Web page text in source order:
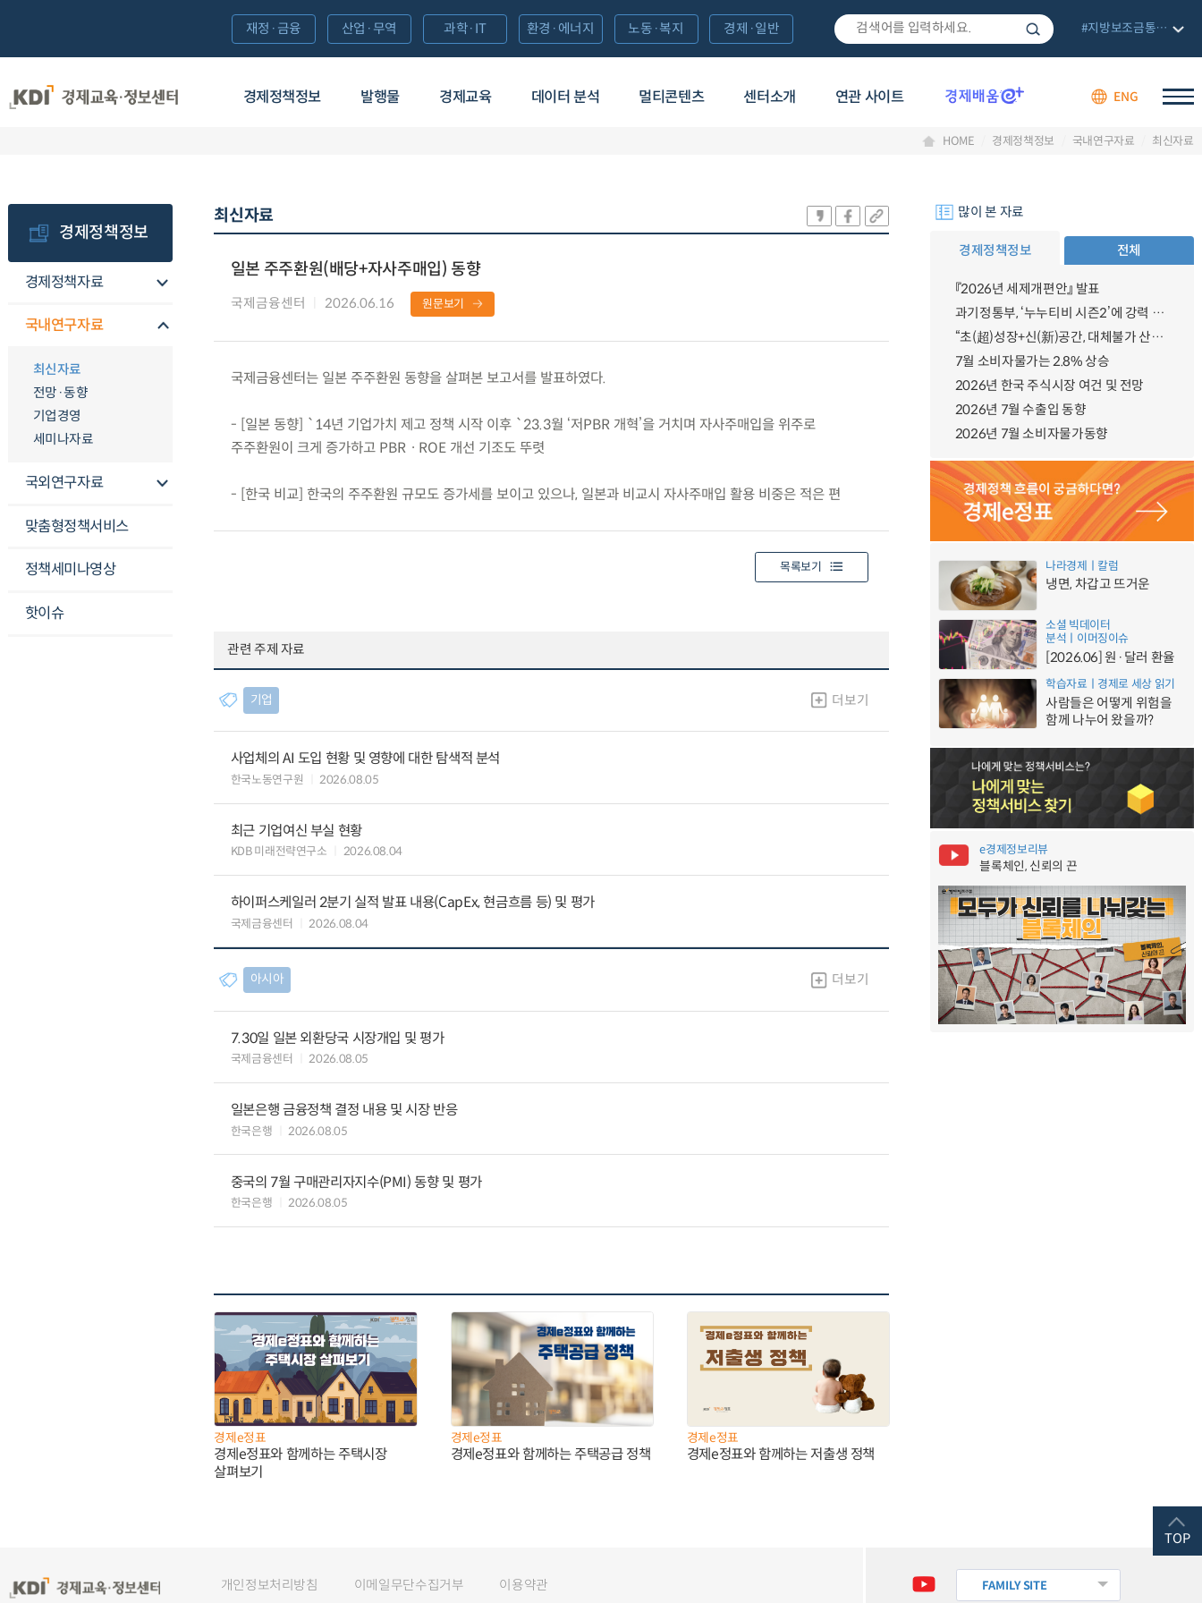
경제정책정보 발행물 경제교육 데이터 분석 멀티콘텐츠 센터소개 연관 사이트 ENG
재정·금융 산업·무역 과학·IT 환경·에너지 노동·복지 경제·일반 #지방보조금통합관리망
HOME 경제정책정보 국내연구자료 최신자료
경제정책정보
경제정책자료
국내연구자료
최신자료
전망·동향
기업경영
세미나자료
국외연구자료
맞춤형정책서비스
정책세미나영상
핫이슈
최신자료
일본 주주환원(배당+자사주매입) 동향
국제금융센터 2026.06.16 원문보기
국제금융센터는 일본 주주환원 동향을 살펴본 보고서를 발표하였다.
- [일본 동향] `14년 기업가치 제고 정책 시작 이후 `23.3월 ‘저PBR 개혁’을 거치며 자사주매입을 위주로
주주환원이 크게 증가하고 PBRㆍROE 개선 기조도 뚜렷
- [한국 비교] 한국의 주주환원 규모도 증가세를 보이고 있으나, 일본과 비교시 자사주매입 활용 비중은 적은 편
목록보기
관련 주제 자료
기업 더보기
사업체의 AI 도입 현황 및 영향에 대한 탐색적 분석
한국노동연구원 2026.08.05
최근 기업여신 부실 현황
KDB 미래전략연구소 2026.08.04
하이퍼스케일러 2분기 실적 발표 내용(CapEx, 현금흐름 등) 및 평가
국제금융센터 2026.08.04
아시아 더보기
7.30일 일본 외환당국 시장개입 및 평가
국제금융센터 2026.08.05
일본은행 금융정책 결정 내용 및 시장 반응
한국은행 2026.08.05
중국의 7월 구매관리자지수(PMI) 동향 및 평가
한국은행 2026.08.05
경제e정표
경제e정표와 함께하는 주택시장
살펴보기
경제e정표
경제e정표와 함께하는 주택공급 정책
경제e정표
경제e정표와 함께하는 저출생 정책
많이 본 자료
경제정책정보 전체
『2026년 세제개편안』 발표
과기정통부, ‘누누티비 시즌2’에 강력 대응 의지 밝혀
“초(超)성장+신(新)공간, 대체불가 산업강국”
7월 소비자물가는 2.8% 상승
2026년 한국 주식시장 여건 및 전망
2026년 7월 수출입 동향
2026년 7월 소비자물가동향
나라경제ㅣ칼럼
냉면, 차갑고 뜨거운
소셜 빅데이터
분석ㅣ이머징이슈
[2026.06] 원·달러 환율
학습자료ㅣ경제로 세상 읽기
사람들은 어떻게 위험을
함께 나누어 왔을까?
e경제정보리뷰
블록체인, 신뢰의 끈
FAMILY SITE
개인정보처리방침 이메일무단수집거부 이용약관
TOP